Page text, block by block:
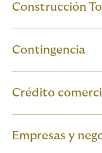
Construcción
Contingencia
Crédito
Empresas y